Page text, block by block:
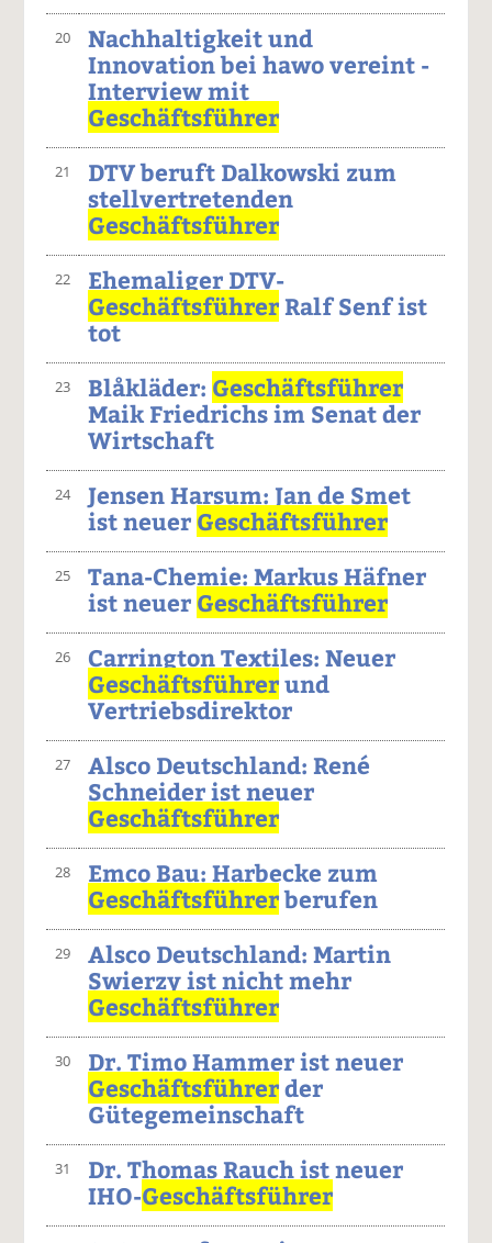
20
Nachhaltigkeit und
Innovation bei hawo vereint -
Interview mit
Geschäftsführer
21
DTV beruft Dalkowski zum
stellvertretenden
Geschäftsführer
22
Ehemaliger DTV-
GeschäftsführerRalf Senf ist
tot
23 Blåkläder: Geschäftsführer
Maik Friedrichs im Senat der
Wirtschaft
24
Jensen Harsum: Jan de Smet
ist neuer Geschäftsführer
25
Tana-Chemie: Markus Häfner
ist neuer Geschäftsführer
26
Carrington Textiles: Neuer
Geschäftsführerund
Vertriebsdirektor
27
Alsco Deutschland: René
Schneider ist neuer
Geschäftsführer
28
Emco Bau: Harbecke zum
Geschäftsführerberufen
29
Alsco Deutschland: Martin
Swierzy ist nicht mehr
Geschäftsführer
30
Dr. Timo Hammer ist neuer
Geschäftsführerder
Gütegemeinschaft
31
Dr. Thomas Rauch ist neuer
IHO-Geschäftsführer